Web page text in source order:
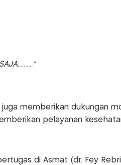
juga memberikan dukungan
pelayanan
di Asmat (dr. Fey